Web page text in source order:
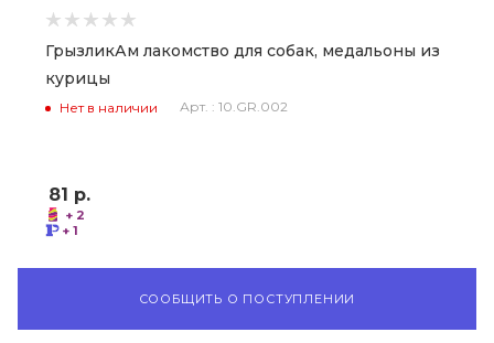
ГрызликАм лакомство для собак, медальоны из
курицы
Нет в наличии Арт. : 10.GR.002
81 р.
+ 2
+ 1
СООБЩИТЬ О ПОСТУПЛЕНИИ